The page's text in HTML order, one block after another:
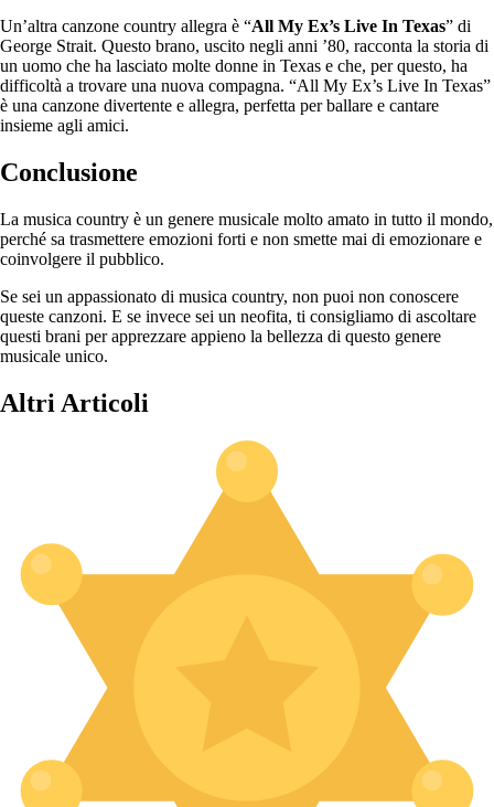
Un’altra canzone country allegra è “All My Ex’s Live In Texas” di
George Strait. Questo brano, uscito negli anni ’80, racconta la storia di
un uomo che ha lasciato molte donne in Texas e che, per questo, ha
difficoltà a trovare una nuova compagna. “All My Ex’s Live In Texas”
è una canzone divertente e allegra, perfetta per ballare e cantare
insieme agli amici.
Conclusione
La musica country è un genere musicale molto amato in tutto il mondo,
perché sa trasmettere emozioni forti e non smette mai di emozionare e
coinvolgere il pubblico.
Se sei un appassionato di musica country, non puoi non conoscere
queste canzoni. E se invece sei un neofita, ti consigliamo di ascoltare
questi brani per apprezzare appieno la bellezza di questo genere
musicale unico.
Altri Articoli